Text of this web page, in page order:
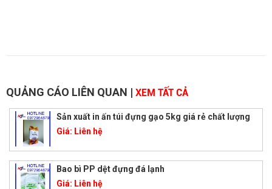
QUẢNG CÁO LIÊN QUAN | XEM TẤT CẢ
Sản xuất in ấn túi đựng gạo 5kg giá rẻ chất lượng
Giá: Liên hệ
Bao bì PP dệt đựng đá lạnh
Giá: Liên hệ